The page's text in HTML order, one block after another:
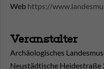
Web https://
Veranstalter
Archäologisches
Neustädtische Heidestraße